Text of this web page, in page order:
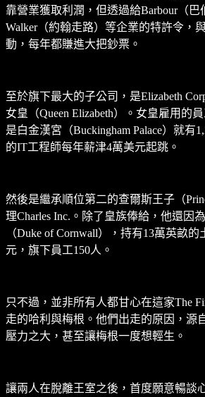
靠營業獲取利潤，但透過給Barbour（巴
Walker（約翰走路）等企業的特許令，
動，每年都賺進大把鈔票。
至於旗下最大的子公司，是Elizabeth
女皇（Queen Elizabeth）。女皇雇用的
是白金漢宮（Buckingham Palace）就有
的IT工程師每年薪津4萬美元起跳。
然後是繼承順位第二的查爾斯王子（
理Charles Inc.。除了皇族俸給，他還因
（Duke of Cornwall），持有13萬英畝
元，旗下員工150人。
只不過，並非所有人都甘心在這家The
走的哈利與梅根。他們出走的原因，源
壓力之大，甚至讓梅根一度想輕生。
讓兩人在脫離王室之後，首度願意暢談